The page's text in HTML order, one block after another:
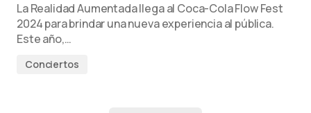
La Realidad Aumentada llega al Coca-Cola Flow Fest
2024 para brindar una nueva experiencia al pública.
Este año,…
Conciertos